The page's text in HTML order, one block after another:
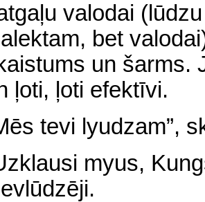
valodai
bet
un šarms.
ļoti, ļoti efektīvi.
tevi lyudzam”,
myus,